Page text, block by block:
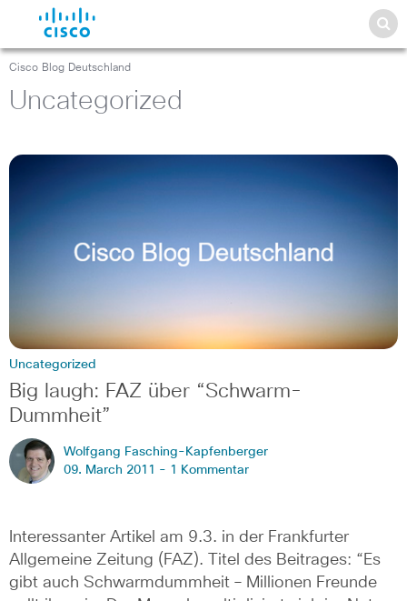
Cisco Blog Deutschland
Uncategorized
Uncategorized
Big laugh: FAZ über “Schwarm-
Dummheit”
Wolfgang Fasching-Kapfenberger
09. March 2011 - 1 Kommentar
Interessanter Artikel am 9.3. in der Frankfurter
Allgemeine Zeitung (FAZ). Titel des Beitrages: “Es
gibt auch Schwarmdummheit – Millionen Freunde